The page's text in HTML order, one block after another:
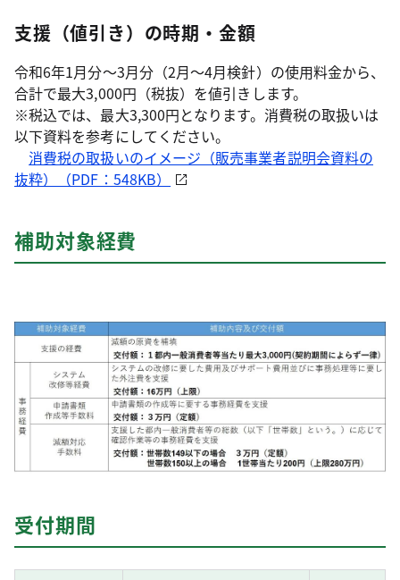
支援（値引き）の時期・金額
令和6年1月分～3月分（2月～4月検針）の使用料金から、
合計で最大3,000円（税抜）を値引きします。
※税込では、最大3,300円となります。消費税の取扱いは
以下資料を参考にしてください。
消費税の取扱いのイメージ（販売事業者説明会資料の
抜粋）（PDF：548KB）
補助対象経費
受付期間